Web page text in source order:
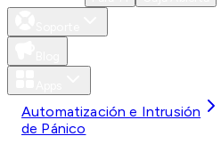
Automatización e Intrusión
de Pánico